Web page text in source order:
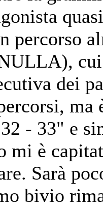
percorso
dei
- 33" e
mi è
Sarà
bivio